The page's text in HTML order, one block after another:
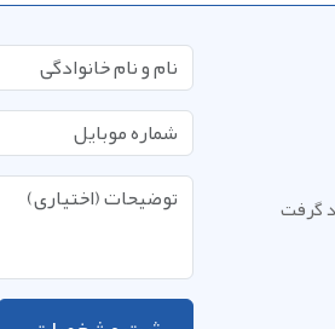
گرفت